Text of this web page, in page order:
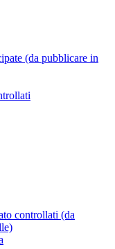
(da pubblicare in
controllati (da